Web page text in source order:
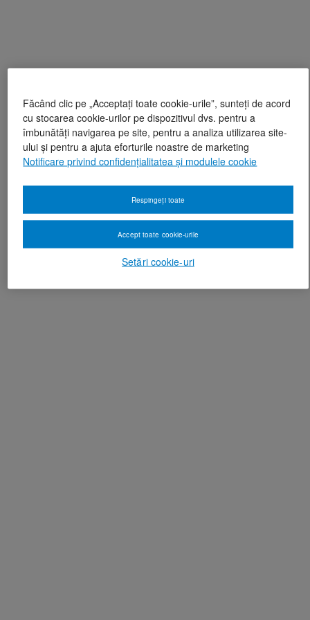
Făcând clic pe „Acceptați toate cookie-urile”, sunteți de acord
cu stocarea cookie-urilor pe dispozitivul dvs. pentru a
îmbunătăți navigarea pe site, pentru a analiza utilizarea site-
ului și pentru a ajuta eforturile noastre de marketing
Notificare privind confidențialitatea și modulele cookie
Setări cookie-uri
Respingeți toate
Accept toate cookie-urile